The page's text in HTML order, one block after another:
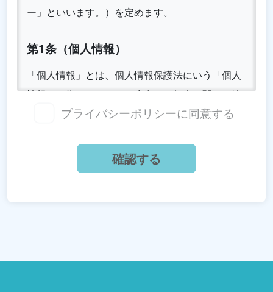
ー」といいます。）を定めます。
第1条（個人情報）
「個人情報」とは、個人情報保護法にいう「個人
情報」を指すものとし、生存する個人に関する情
報であって、当該情報に含まれるお名前、メール
別できる情報及び容貌、指紋、声紋にかかるデー
タ、及び健康保険証の保険者番号などの当該情報
プライバシーポリシーに同意する